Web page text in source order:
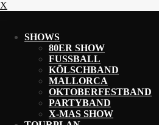
X
SHOWS
80ER SHOW
FUSSBALL
KÖLSCHBAND
MALLORCA
OKTOBERFESTBAND
PARTYBAND
X-MAS SHOW